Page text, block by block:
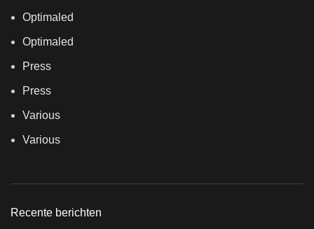
Optimaled
Optimaled
Press
Press
Various
Various
Recente berichten